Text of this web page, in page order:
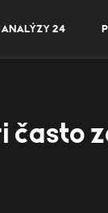
ANALÝZY 24
často